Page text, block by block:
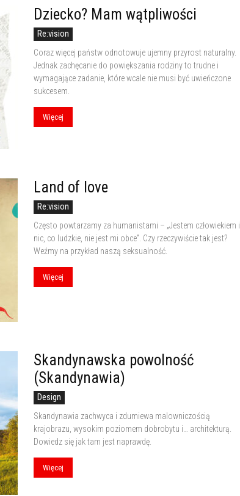
Dziecko? Mam wątpliwości
Re:vision
Coraz więcej państw odnotowuje ujemny przyrost naturalny.
Jednak zachęcanie do powiększania rodziny to trudne i
wymagające zadanie, które wcale nie musi być uwieńczone
sukcesem.
Więcej
Land of love
Re:vision
Często powtarzamy za humanistami – „Jestem człowiekiem i
nic, co ludzkie, nie jest mi obce”. Czy rzeczywiście tak jest?
Weźmy na przykład naszą seksualność.
Więcej
Skandynawska powolność
(Skandynawia)
Design
Skandynawia zachwyca i zdumiewa malowniczością
krajobrazu, wysokim poziomem dobrobytu i… architekturą.
Dowiedz się jak tam jest naprawdę.
Więcej